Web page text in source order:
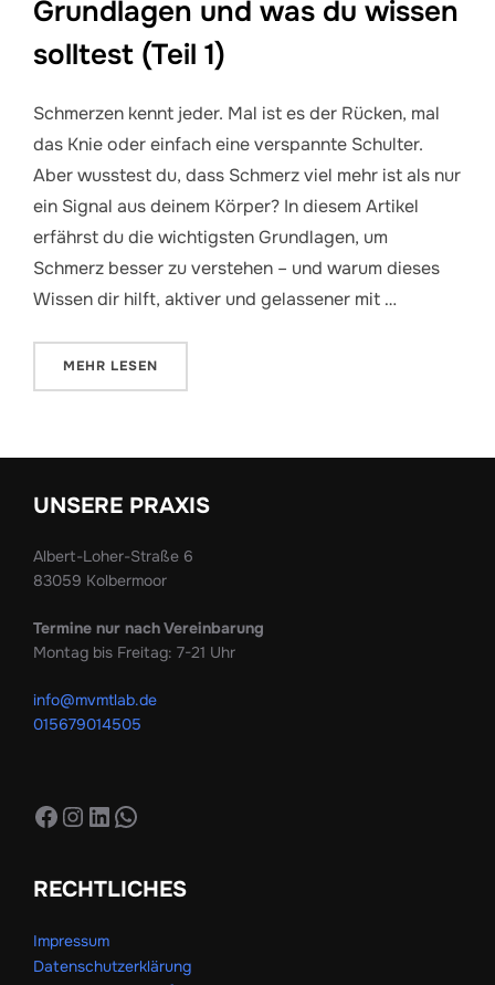
Grundlagen und was du wissen
solltest (Teil 1)
Schmerzen kennt jeder. Mal ist es der Rücken, mal
das Knie oder einfach eine verspannte Schulter.
Aber wusstest du, dass Schmerz viel mehr ist als nur
ein Signal aus deinem Körper? In diesem Artikel
erfährst du die wichtigsten Grundlagen, um
Schmerz besser zu verstehen – und warum dieses
Wissen dir hilft, aktiver und gelassener mit …
MEHR ÜBER „SCHMERZ VERSTEHEN – GRUNDLAGEN
LESEN
UNSERE PRAXIS
Albert-Loher-Straße 6
83059 Kolbermoor
Termine nur nach Vereinbarung
Montag bis Freitag: 7-21 Uhr
info@mvmtlab.de
015679014505
Facebook
Instagram
LinkedIn
WhatsApp
RECHTLICHES
Impressum
Datenschutzerklärung